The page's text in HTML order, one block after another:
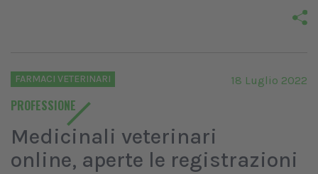
FARMACI VETERINARI
PROFESSIONE
18 Luglio 2022
Medicinali veterinari
online, aperte le registrazioni